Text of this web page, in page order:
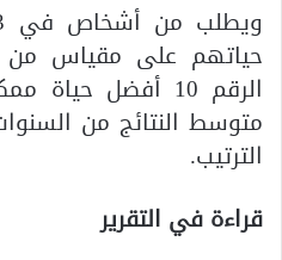
الرقم 10 أفضل
متوسط النتائج من
الترتيب.
قراءة في التقرير